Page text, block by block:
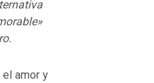
amor y